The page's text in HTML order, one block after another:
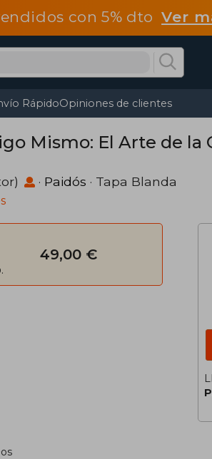
con 5% dtoVer
RápidoOpiniones de clientes
Mismo: El Arte de la
· Paidós · Tapa Blanda
49,00 €